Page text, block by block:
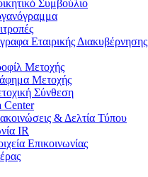
Συμβούλιο
Εταιρικής Διακυβέρνησης
Μετοχής
Μετοχής
Σύνθεση
Center
& Δελτία Τύπου
IR
Επικοινωνίας